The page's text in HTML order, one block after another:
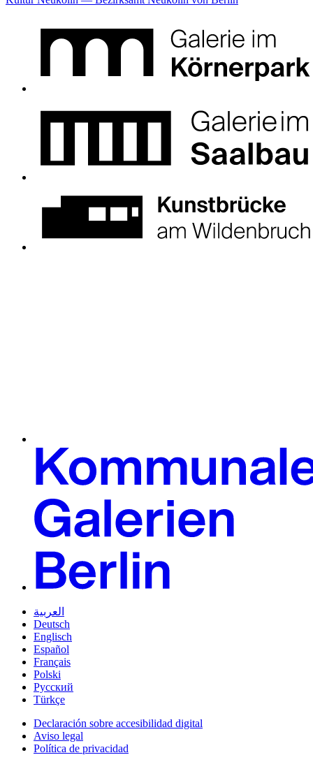
العربية
Deutsch
Englisch
Español
Français
Polski
Русский
Türkçe
Declaración sobre accesibilidad digital
Aviso legal
Política de privacidad